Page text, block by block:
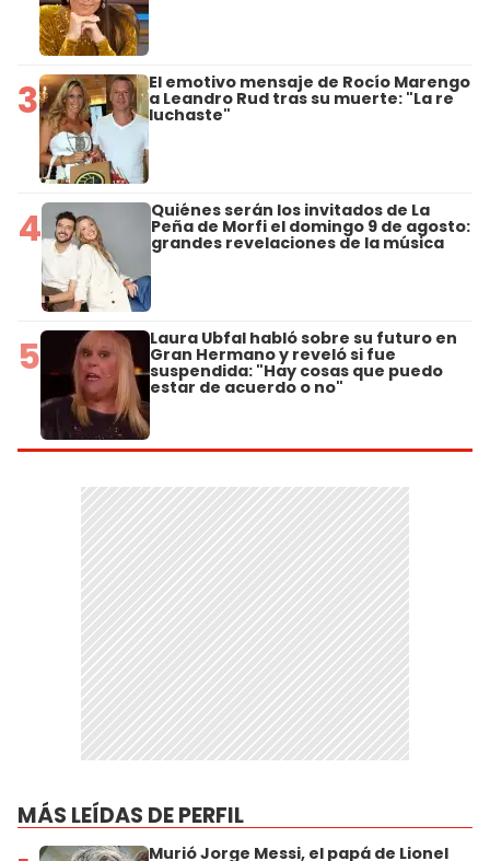
3 El emotivo mensaje de Rocío Marengo
a Leandro Rud tras su muerte: "La re
luchaste"
4 Quiénes serán los invitados de La
Peña de Morfi el domingo 9 de agosto:
grandes revelaciones de la música
5 Laura Ubfal habló sobre su futuro en
Gran Hermano y reveló si fue
suspendida: "Hay cosas que puedo
estar de acuerdo o no"
MÁS LEÍDAS DE PERFIL
Murió Jorge Messi, el papá de Lionel